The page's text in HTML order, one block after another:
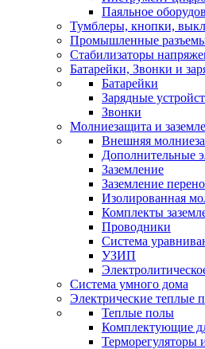
Паяльное
Тумблеры, кнопки,
Промышленные
Стабилизаторы
Батарейки, Звонки и
Батарейки
Зарядные
Звонки
Молниезащита и
Внешняя
Дополнительные
Заземление
Заземление
Изолированная
Комплекты
Проводники
Система
УЗИП
Система умного дома
Электрические теплые
Теплые полы
Комплектующие
Терморегуляторы